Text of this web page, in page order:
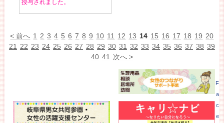
授与されました。
< 前へ 1 2 3 4 5 6 7 8 9 10 11 12 13 14 15 16 17 18 19 20
21
22 23 24 25 26 27 28 29 30 31 32 33 34 35 36 37 38 39
40 41 次へ >
F
a
c
e